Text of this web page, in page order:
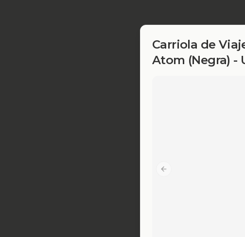
Carriola de
Atom (Negra) -
Previous slide